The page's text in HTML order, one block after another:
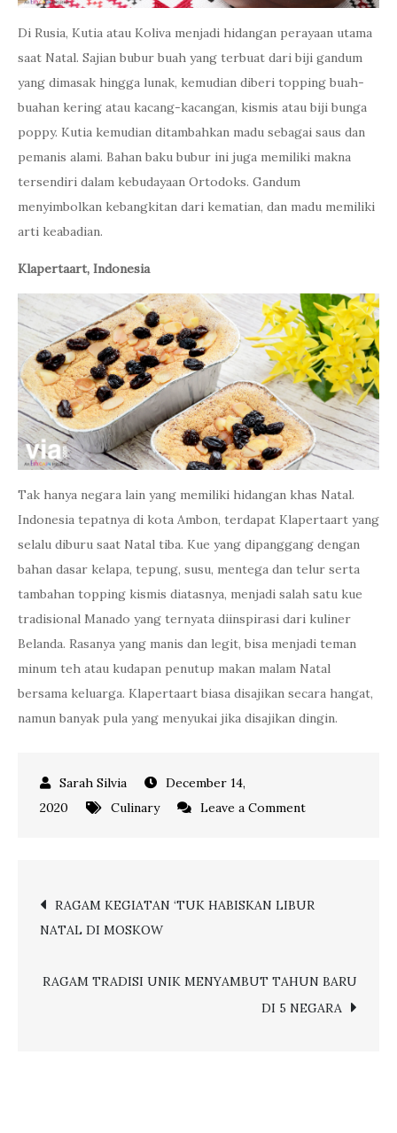
Di Rusia, Kutia atau Koliva menjadi hidangan perayaan utama
saat Natal. Sajian bubur buah yang terbuat dari biji gandum
yang dimasak hingga lunak, kemudian diberi topping buah-
buahan kering atau kacang-kacangan, kismis atau biji bunga
poppy. Kutia kemudian ditambahkan madu sebagai saus dan
pemanis alami. Bahan baku bubur ini juga memiliki makna
tersendiri dalam kebudayaan Ortodoks. Gandum
menyimbolkan kebangkitan dari kematian, dan madu memiliki
arti keabadian.
Klapertaart, Indonesia
Tak hanya negara lain yang memiliki hidangan khas Natal.
Indonesia tepatnya di kota Ambon, terdapat Klapertaart yang
selalu diburu saat Natal tiba. Kue yang dipanggang dengan
bahan dasar kelapa, tepung, susu, mentega dan telur serta
tambahan topping kismis diatasnya, menjadi salah satu kue
tradisional Manado yang ternyata diinspirasi dari kuliner
Belanda. Rasanya yang manis dan legit, bisa menjadi teman
minum teh atau kudapan penutup makan malam Natal
bersama keluarga. Klapertaart biasa disajikan secara hangat,
namun banyak pula yang menyukai jika disajikan dingin.
December 14,
2020
Culinary Leave a Commenton
NATAL
NEGARA
Post
RAGAM KEGIATAN ‘TUK HABISKAN LIBUR
NATAL DI MOSKOW
RAGAM TRADISI UNIK MENYAMBUT TAHUN BARU
DI 5 NEGARA